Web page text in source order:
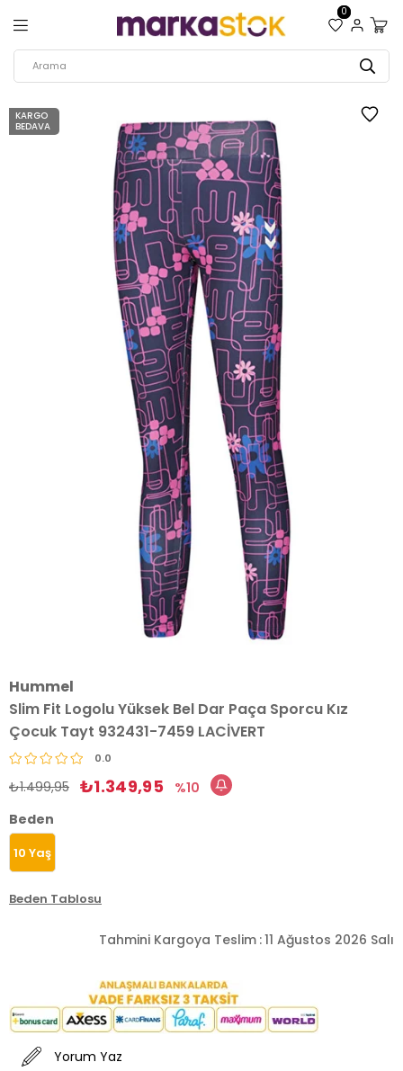
0
KARGO
BEDAVA
Hummel
Slim Fit Logolu Yüksek Bel Dar Paça Sporcu Kız
Çocuk Tayt 932431-7459 LACİVERT
0.0
₺1.499,95 ₺1.349,95
10
Beden
10 Yaş
Beden Tablosu
Tahmini Kargoya Teslim :11 Ağustos 2026 Salı
Yorum Yaz